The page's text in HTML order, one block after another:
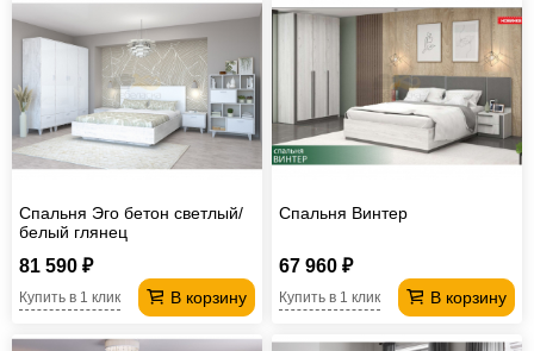
Спальня Эго бетон светлый/
белый глянец
81 590 ₽
В корзину
Купить в 1 клик
Спальня Винтер
67 960 ₽
В корзину
Купить в 1 клик